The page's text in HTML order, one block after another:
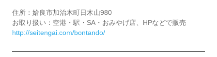
住所：姶良市加治木町日木山980
お取り扱い：空港・駅・SA・おみやげ店、HPなどで販売
http://seitengai.com/bontando/